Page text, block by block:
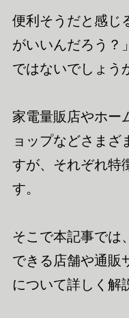
便利そうだと感じ
がいいんだろう？
ではないでしょう
家電量販店やホー
ョップなどさまざ
すが、それぞれ特
す。
そこで本記事では
できる店舗や通販
について詳しく解